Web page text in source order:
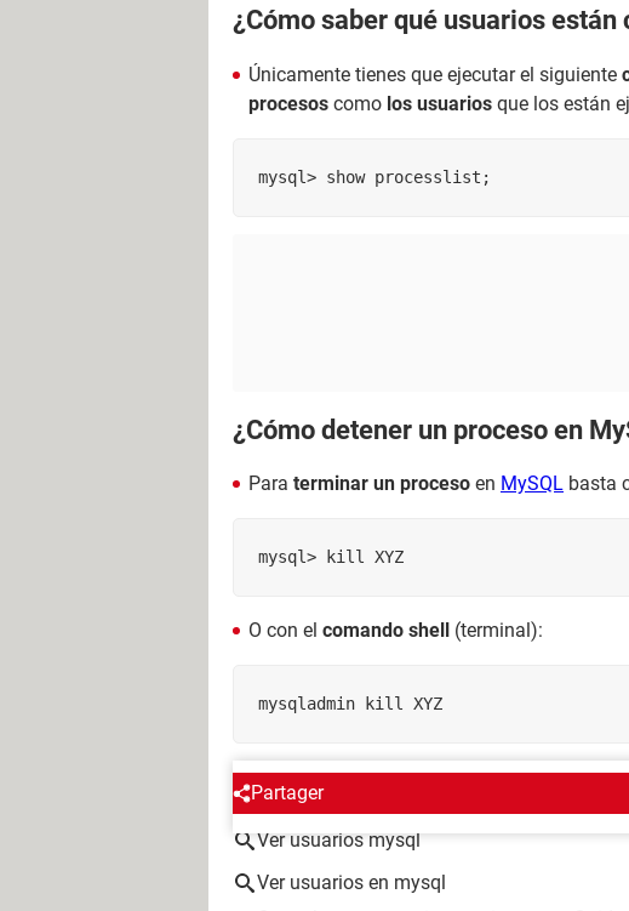
¿Cómo saber qué usuarios están
Únicamente tienes que ejecutar el siguiente
procesos como los usuarios que los están
¿Cómo detener un proceso en
Para terminar un proceso en MySQL basta
mysql> kill XYZ
O con el comando shell (terminal):
Partager
ALREDEDOR DEL MISMO TEMA
Ver usuarios mysql
Ver usuarios en mysql